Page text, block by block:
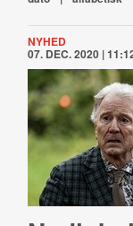
NYHED
07. DEC. 2020 |